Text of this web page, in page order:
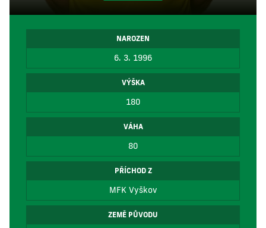
NAROZEN
6. 3. 1996
VÝŠKA
180
VÁHA
80
PŘÍCHOD Z
MFK Vyškov
ZEMĚ PŮVODU